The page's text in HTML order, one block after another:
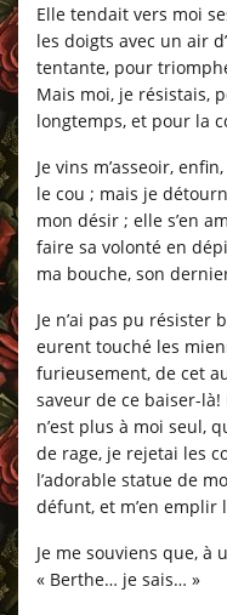
Elle tendait vers moi
les doigts avec un air
tentante, pour
Mais moi, je résistais,
longtemps, et pour la
Je vins m’asseoir,
le cou ; mais je
mon désir ; elle s’en
faire sa volonté en
ma bouche, son
Je n’ai pas pu résister
eurent touché les
furieusement, de cet
saveur de ce baiser-
n’est plus à moi seul,
de rage, je rejetai les
l’adorable statue de
défunt, et m’en emplir
Je me souviens que, à
« Berthe… je sais… »